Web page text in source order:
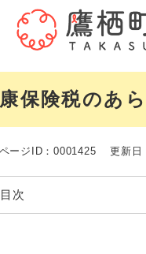
メニューを飛ばして本文
保険税のあ
ページID：0001425 更新日
次